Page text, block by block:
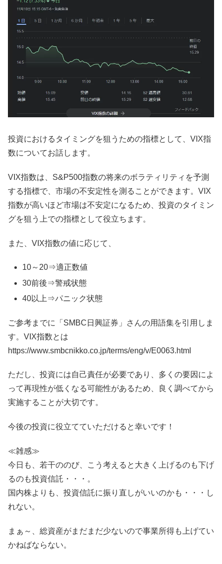
投資におけるタイミングを狙うための指標として、VIX指
数についてお話します。
VIX指数は、S&P500指数の将来のボラティリティを予測
する指標で、市場の不安定性を測ることができます。VIX
指数が高いほど市場は不安定になるため、投資のタイミン
グを狙う上での指標として役立ちます。
また、VIX指数の値に応じて、
10～20⇒適正数値
30前後⇒警戒状態
40以上⇒パニック状態
ご参考までに「SMBC日興証券」さんの用語集を引用しま
す。VIX指数とは
https://www.smbcnikko.co.jp/terms/eng/v/E0063.html
ただし、投資には自己責任が必要であり、多くの要因によ
って再現性が低くなる可能性があるため、良く調べてから
実施することが大切です。
今後の投資に役立てていただけると幸いです！
≪雑感≫
今日も、若干ののび、こう考えると大きく上げるのも下げ
るのも投資信託・・・。
国内株よりも、投資信託に振り直しがいいのかも・・・し
れない。
まぁ～、総資産がまだまだ少ないので事業所得も上げてい
かねばならない。